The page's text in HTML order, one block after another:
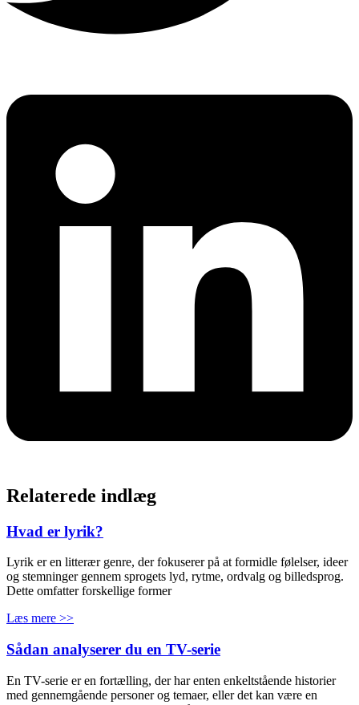
Relaterede indlæg
Hvad er lyrik?
Lyrik er en litterær genre, der fokuserer på at formidle følelser, ideer
og stemninger gennem sprogets lyd, rytme, ordvalg og billedsprog.
Dette omfatter forskellige former
Læs mere >>
Sådan analyserer du en TV-serie
En TV-serie er en fortælling, der har enten enkeltstående historier
med gennemgående personer og temaer, eller det kan være en